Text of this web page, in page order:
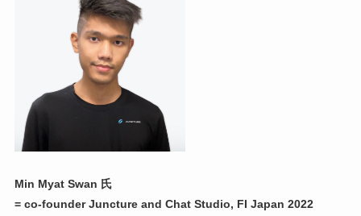
Min Myat Swan 氏
= co-founder Juncture and Chat Studio, FI Japan 2022